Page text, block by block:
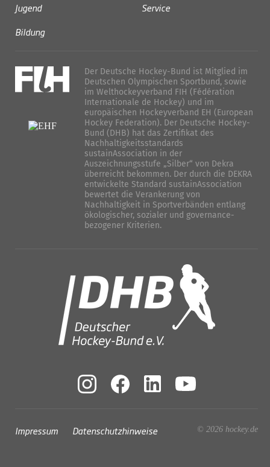
Jugend
Bildung
Service
Der Deutsche Hockey-Bund ist Mitglied im
Deutschen Olympischen Sportbund, sowie
im Welthockeyverband FIH (Fédération
Internationale de Hockey) und im
europäischen Hockeyverband EH (European
Hockey Federation). Der Deutsche Hockey-
Bund (DHB) hat das Zertifikat des
Nachhaltigkeitsstandards
sustainAssociation in der
Auszeichnungsstufe „Silber“ von Dekra
überreicht bekommen. Der durch die DEKRA
entwickelte Standard sustainAssociation
bewertet die Verankerung von
Nachhaltigkeit in Sportverbänden entlang
ökologischer, sozialer und governance-
bezogener Kriterien.
Impressum Datenschutzhinweise © 2026 hockey.de